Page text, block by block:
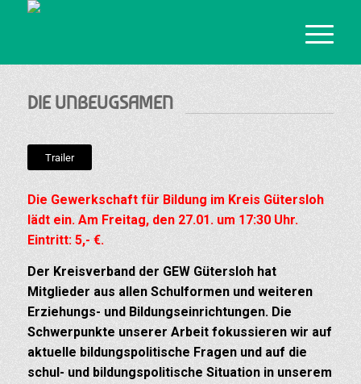
DIE UNBEUGSAMEN
Trailer
Die Gewerkschaft für Bildung im Kreis Gütersloh
lädt ein. Am Freitag, den 27.01. um 17:30 Uhr.
Eintritt: 5,- €.
Der Kreisverband der GEW Gütersloh hat
Mitglieder aus allen Schulformen und weiteren
Erziehungs- und Bildungseinrichtungen. Die
Schwerpunkte unserer Arbeit fokussieren wir auf
aktuelle bildungspolitische Fragen und auf die
schul- und bildungspolitische Situation in unserem